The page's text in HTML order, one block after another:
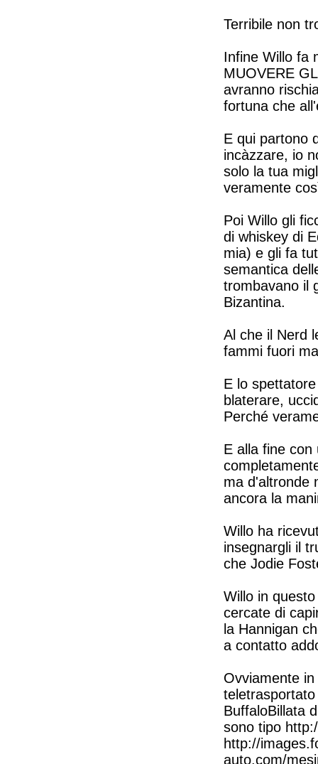
Terribile non
Infine Willo fa
MUOVERE
avranno
fortuna che
E qui partono
incàzzare, io
solo la tua
veramente
Poi Willo gli
di whiskey di
mia) e gli fa
semantica
trombavano il
Bizantina.
Al che il Nerd
fammi fuori
E lo
blaterare,
Perché
E alla fine con
ma d'altronde
ancora la
Willo ha
insegnargli il
che Jodie
Willo in
cercate di
la Hannigan
a contatto
Ovviamente
BuffaloBillata
sono tipo
http://
auto.com/